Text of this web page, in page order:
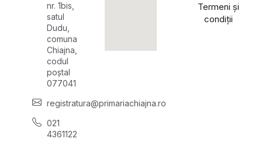
nr. 1bis,
satul
Dudu,
comuna
Chiajna,
codul
poștal
077041
registratura@primariachiajna.ro
021
4361122
Termeni și
condiții